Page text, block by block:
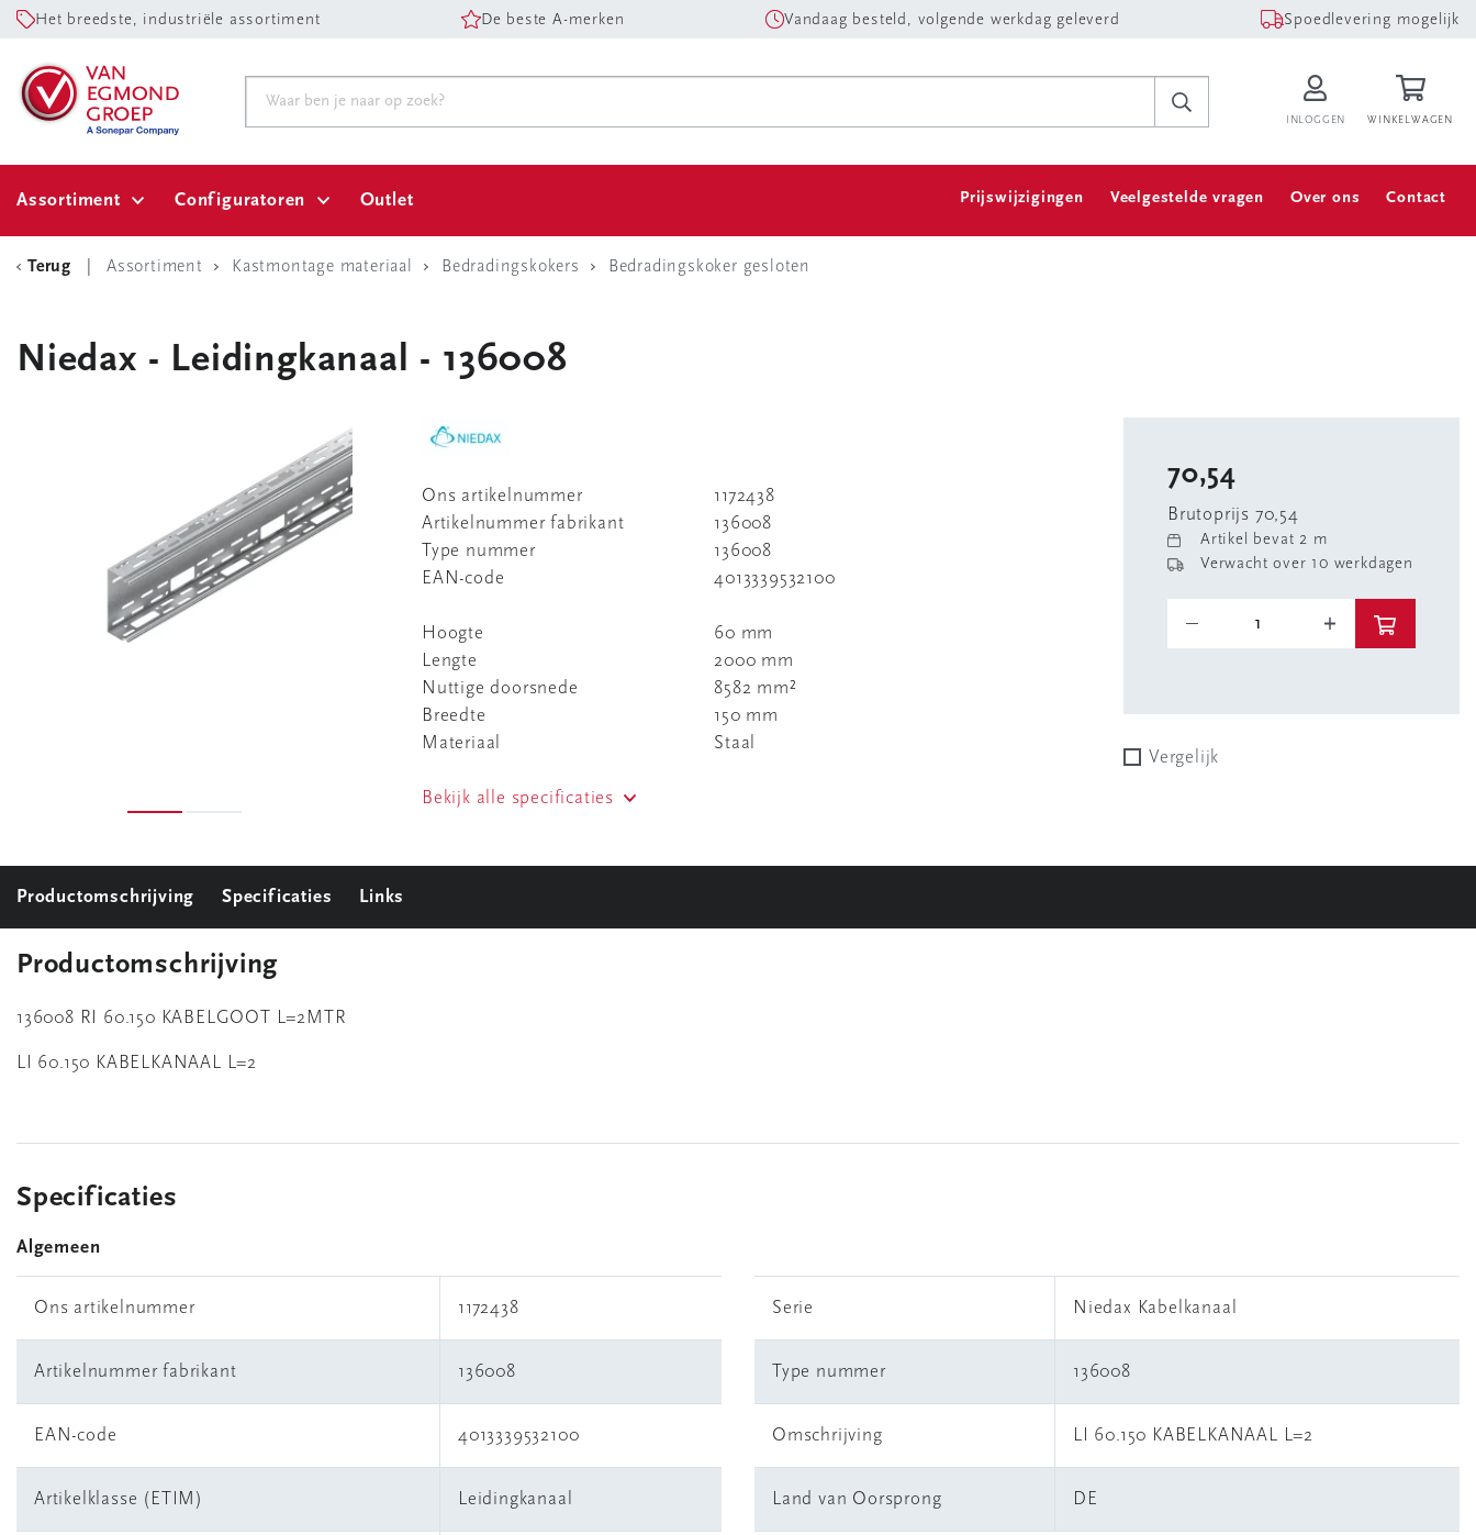
Het breedste, industriële assortiment De beste A-merken Vandaag besteld, volgende werkdag geleverd Spoedlevering mogelijk
INLOGGEN WINKELWAGEN
Assortiment Configuratoren Outlet Prijswijzigingen Veelgestelde vragen Over ons Contact
Terug Assortiment Kastmontage materiaal Bedradingskokers Bedradingskoker gesloten
Niedax - Leidingkanaal - 136008
Ons artikelnummer
1172438
Artikelnummer fabrikant
136008
Type nummer
136008
EAN-code
4013339532100
Hoogte
60 mm
Lengte
2000 mm
Nuttige doorsnede
8582 mm²
Breedte
150 mm
Materiaal
Staal
Bekijk alle specificaties
70,54
Brutoprijs 70,54
Artikel bevat 2 m
Verwacht over 10 werkdagen
Vergelijk
Productomschrijving Specificaties Links
Productomschrijving
136008 RI 60.150 KABELGOOT L=2MTR
LI 60.150 KABELKANAAL L=2
Specificaties
Algemeen
Ons artikelnummer 1172438
Artikelnummer fabrikant 136008
EAN-code 4013339532100
Artikelklasse (ETIM) Leidingkanaal
Serie Niedax Kabelkanaal
Type nummer 136008
Omschrijving LI 60.150 KABELKANAAL L=2
Land van Oorsprong DE